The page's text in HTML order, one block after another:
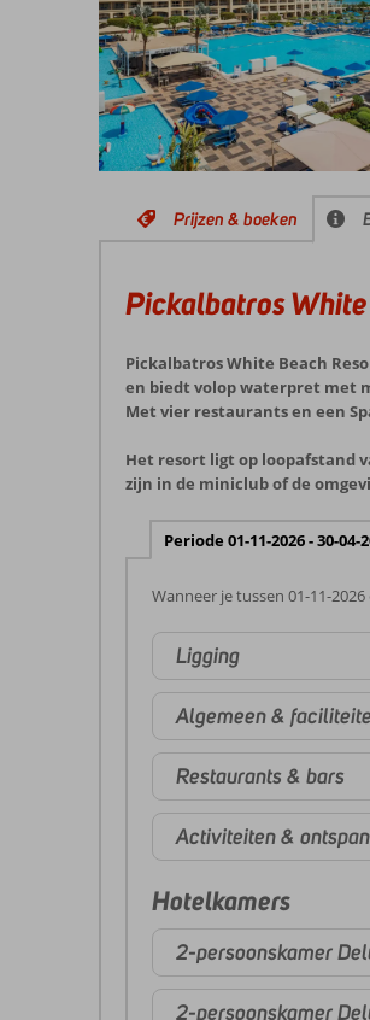
Prijzen & boeken
Pickalbatros
Pickalbatros White Beach
en biedt volop waterpret met
Met vier restaurants en een
Het resort ligt op loopafstand
zijn in de miniclub of de
Periode 01-11-2026 - 30-04-
Wanneer je tussen 01-11-
Ligging
Algemeen &
Restaurants & bars
Activiteiten &
Hotelkamers
2-persoonskamer
2-persoonskamer